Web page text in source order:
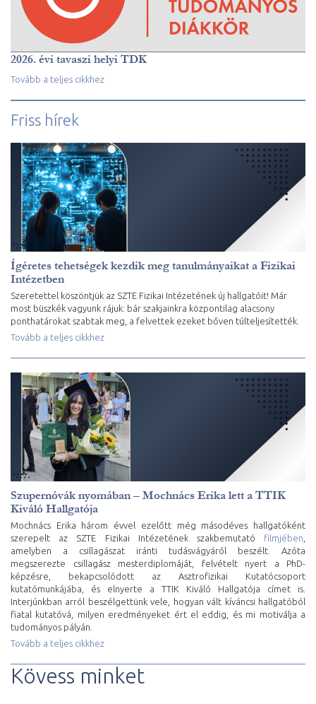
2026. évi tavaszi helyi TDK
Tovább a teljes cikkhez
Friss hírek
Ígéretes tehetségek kezdik meg tanulmányaikat a Fizikai
Intézetben
Szeretettel köszöntjük az SZTE Fizikai Intézetének új hallgatóit! Már
most büszkék vagyunk rájuk: bár szakjainkra központilag alacsony
ponthatárokat szabtak meg, a felvettek ezeket bőven túlteljesítették.
Tovább a teljes cikkhez
Szupernóvák nyomában – Mochnács Erika lett a TTIK
Kiváló Hallgatója
Mochnács Erika három évvel ezelőtt még másodéves hallgatóként
szerepelt az SZTE Fizikai Intézetének szakbemutató filmjében
amelyben a csillagászat iránti tudásvágyáról beszélt. Azóta
megszerezte csillagász mesterdiplomáját, felvételt nyert a PhD-
képzésre, bekapcsolódott az Asztrofizikai Kutatócsoport
kutatómunkájába, és elnyerte a TTIK Kiváló Hallgatója címet is.
Interjúnkban arról beszélgettünk vele, hogyan vált kíváncsi hallgatóból
fiatal kutatóvá, milyen eredményeket ért el eddig, és mi motiválja a
tudományos pályán.
Tovább a teljes cikkhez
Kövess minket